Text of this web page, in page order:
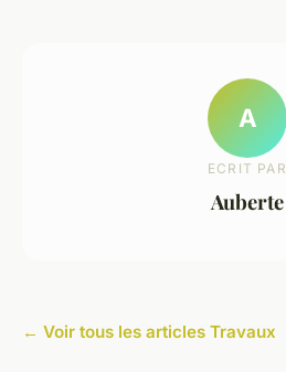
A
ECRIT PAR
Auberte
← Voir tous les articles Travaux